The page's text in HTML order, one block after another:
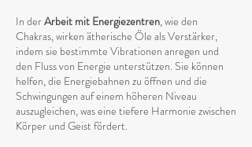
In derArbeit mit Energiezentren, wie den
Chakras, wirken ätherische Öle als Verstärker,
indem sie bestimmte Vibrationen anregen und
den Fluss von Energie unterstützen. Sie können
helfen, die Energiebahnen zu öffnen und die
Schwingungen auf einem höheren Niveau
auszugleichen, was eine tiefere Harmonie zwischen
Körper und Geist fördert.